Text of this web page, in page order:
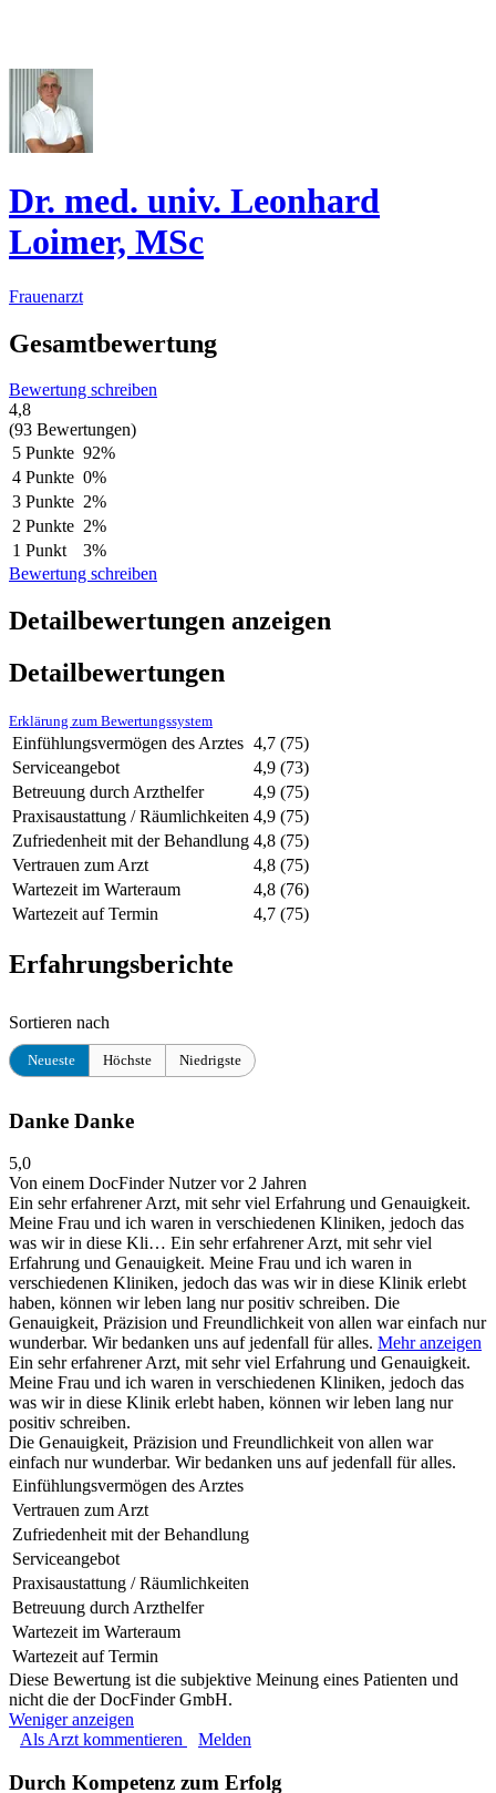
Dr. med. univ. Leonhard
Loimer, MSc
Frauenarzt
Gesamtbewertung
Bewertung schreiben
4,8
(93 Bewertungen)
5 Punkte 92%
4 Punkte 0%
3 Punkte 2%
2 Punkte 2%
1 Punkt
3%
Bewertung schreiben
Detailbewertungen anzeigen
Detailbewertungen
Erklärung zum Bewertungssystem
Einfühlungsvermögen des Arztes 4,7 (75)
Serviceangebot
4,9 (73)
Betreuung durch Arzthelfer
4,9 (75)
Praxisaustattung / Räumlichkeiten 4,9 (75)
Zufriedenheit mit der Behandlung 4,8 (75)
Vertrauen zum Arzt
4,8 (75)
Wartezeit im Warteraum
4,8 (76)
Wartezeit auf Termin
4,7 (75)
Erfahrungsberichte
Sortieren nach
Neueste Höchste Niedrigste
Danke Danke
5,0
Von einem DocFinder Nutzervor 2 Jahren
Ein sehr erfahrener Arzt, mit sehr viel Erfahrung und Genauigkeit.
Meine Frau und ich waren in verschiedenen Kliniken, jedoch das
was wir in diese Kli… Ein sehr erfahrener Arzt, mit sehr viel
Erfahrung und Genauigkeit. Meine Frau und ich waren in
verschiedenen Kliniken, jedoch das was wir in diese Klinik erlebt
haben, können wir leben lang nur positiv schreiben. Die
Genauigkeit, Präzision und Freundlichkeit von allen war einfach nur
wunderbar. Wir bedanken uns auf jedenfall für alles. Mehr anzeigen
Ein sehr erfahrener Arzt, mit sehr viel Erfahrung und Genauigkeit.
Meine Frau und ich waren in verschiedenen Kliniken, jedoch das
was wir in diese Klinik erlebt haben, können wir leben lang nur
positiv schreiben.
Die Genauigkeit, Präzision und Freundlichkeit von allen war
einfach nur wunderbar. Wir bedanken uns auf jedenfall für alles.
Einfühlungsvermögen des Arztes
Vertrauen zum Arzt
Zufriedenheit mit der Behandlung
Serviceangebot
Praxisaustattung / Räumlichkeiten
Betreuung durch Arzthelfer
Wartezeit im Warteraum
Wartezeit auf Termin
Diese Bewertung ist die subjektive Meinung eines Patienten und
nicht die der DocFinder GmbH.
Weniger anzeigen
Als Arzt kommentieren
Melden
Durch Kompetenz zum Erfolg